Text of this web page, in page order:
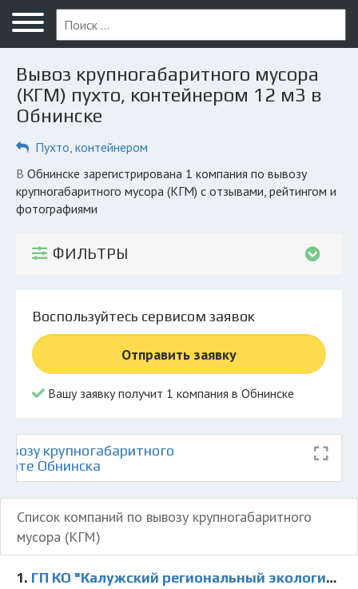
Меню
Главная
Вопрос юристу
Обнинск
ПОЛЬЗОВАТЕЛЯМ
Компании
Экоблог
Личный кабинет
Вывоз крупногабаритного мусора
(КГМ) пухто, контейнером 12 м3 в
Обнинске
Пухто, контейнером
в Обнинске зарегистрирована 1 компания по вывозу
крупногабаритного мусора (КГМ) с отзывами, рейтингом и
фотографиями
ФИЛЬТРЫ
Воспользуйтесь сервисом заявок
Отправить заявку
Вашу заявку получит 1 компания в Обнинске
крупногабаритного
Обнинска
Список компаний по вывозу крупногабаритного
мусора (КГМ)
1. ГП КО "Калужский региональный экологический оператор"